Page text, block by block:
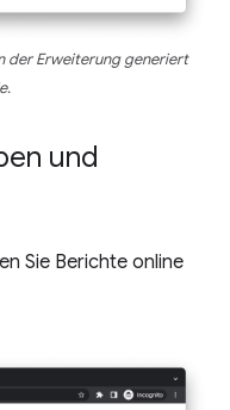
der Erweiterung generiert
und
Sie Berichte online